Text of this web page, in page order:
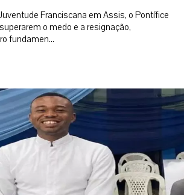
Franciscana em Assis, o Pontífice
o medo e a resignação,
fundamen...